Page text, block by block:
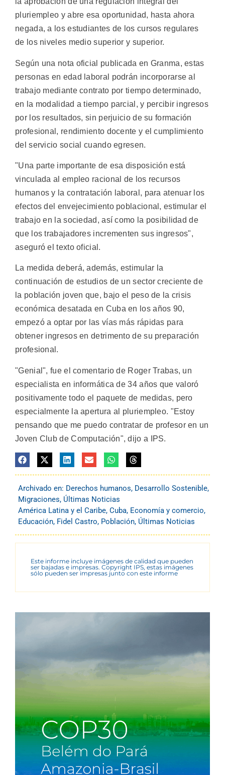
pluriempleo y abre esa oportunidad, hasta ahora
negada, a los estudiantes de los cursos regulares
de los niveles medio superior y superior.
Según una nota oficial publicada en Granma, estas
personas en edad laboral podrán incorporarse al
trabajo mediante contrato por tiempo determinado,
en la modalidad a tiempo parcial, y percibir ingresos
por los resultados, sin perjuicio de su formación
profesional, rendimiento docente y el cumplimiento
del servicio social cuando egresen.
"Una parte importante de esa disposición está
vinculada al empleo racional de los recursos
humanos y la contratación laboral, para atenuar los
efectos del envejecimiento poblacional, estimular el
trabajo en la sociedad, así como la posibilidad de
que los trabajadores incrementen sus ingresos",
aseguró el texto oficial.
La medida deberá, además, estimular la
continuación de estudios de un sector creciente de
la población joven que, bajo el peso de la crisis
económica desatada en Cuba en los años 90,
empezó a optar por las vías más rápidas para
obtener ingresos en detrimento de su preparación
profesional.
"Genial", fue el comentario de Roger Trabas, un
especialista en informática de 34 años que valoró
positivamente todo el paquete de medidas, pero
especialmente la apertura al pluriempleo. "Estoy
pensando que me puedo contratar de profesor en un
Joven Club de Computación", dijo a IPS.
Archivado en: Derechos humanos, Desarrollo Sostenible,
Migraciones, Últimas Noticias
América Latina y el Caribe, Cuba, Economía y comercio,
Educación, Fidel Castro, Población, Últimas Noticias
Este informe incluye imágenes de calidad que pueden
ser bajadas e impresas. Copyright IPS, estas imágenes
sólo pueden ser impresas junto con este informe